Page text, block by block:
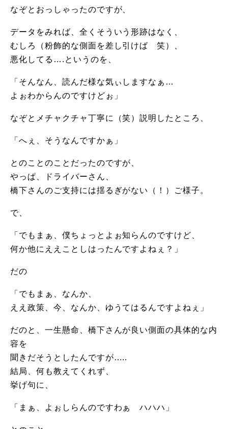
なぞとおっしゃったのですが、
データをみれば、全くそういう形跡はなく、
むしろ（粉飾的な側面を差し引けば 笑）、
悪化してる….というのを、
「そんなん、読んだ様な気ぃしますなぁ…
よぉわからんのですけどぉ」
なぞとメチャクチャ丁寧に（笑）説明したところ、
「へぇ、そうなんですかぁ」
とのことのことだったのですが、
やっぱ、ドライバーさん、
橋下さんのご支持には揺るぎがない（！）ご様子。
で、
「でもまぁ、僕ちょっとよぉ知らんのですけど、
何か他にええことしはったんですよねぇ？」
だの
「でもまぁ、なんか、
ええ政策、今、なんか、ゆうてはるんですよねぇ」
だのと、一生懸命、橋下さんが良い側面の具体的な内
容を
聞きだそうとしたんですが…..
結局、何も教えてくれず、
挙げ句に、
「まぁ、よぉしらんのですわぁ ハハハ」